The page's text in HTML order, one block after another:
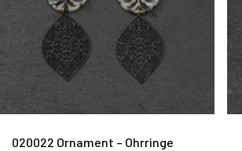
020022 Ornament – Ohrringe